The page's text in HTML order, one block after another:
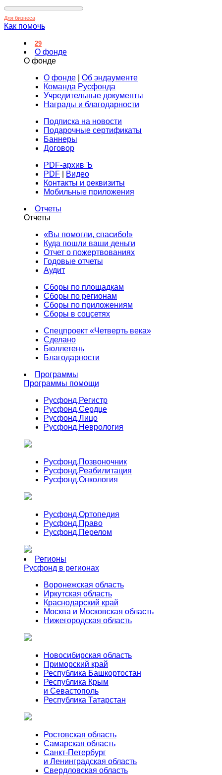
Для бизнеса
Как помочь
29
О фонде
О фонде
О фонде
Об эндаументе
Команда Русфонда
Учредительные документы
Награды и благодарности
Подписка на новости
Подарочные сертификаты
Баннеры
Договор
PDF-архив Ъ
PDF
Видео
Контакты и реквизиты
Мобильные приложения
Отчеты
Отчеты
«Вы помогли, спасибо!»
Куда пошли ваши деньги
Отчет о пожертвованиях
Годовые отчеты
Аудит
Сборы по площадкам
Сборы по регионам
Сборы по приложениям
Сборы в соцсетях
Спецпроект «Четверть века»
Сделано
Бюллетень
Благодарности
Программы
Программы помощи
Русфонд.Регистр
Русфонд.Сердце
Русфонд.Лицо
Русфонд.Неврология
Русфонд.Позвоночник
Русфонд.Реабилитация
Русфонд.Онкология
Русфонд.Ортопедия
Русфонд.Право
Русфонд.Перелом
Регионы
Русфонд в регионах
Воронежская область
Иркутская область
Краснодарский край
Москва и Московская область
Нижегородская область
Новосибирская область
Приморский край
Республика Башкортостан
Республика Крым
и Севастополь
Республика Татарстан
Ростовская область
Самарская область
Санкт-Петербург
и Ленинградская область
Свердловская область